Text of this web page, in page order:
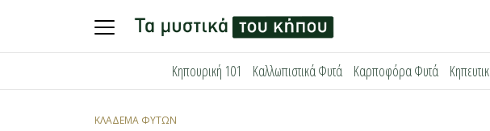
Κηπουρική 101 Καλλωπιστικά Φυτά Καρποφόρα Φυτά
ΚΛΆΔΕΜΑ ΦΥΤΏΝ